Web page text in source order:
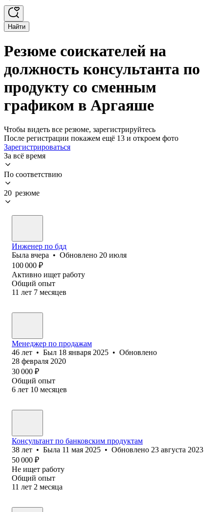
Найти
Резюме соискателей на
должность консультанта по
продукту со сменным
графиком в Аргаяше
Чтобы видеть все резюме, зарегистрируйтесь
После регистрации покажем ещё 13 и откроем фото
Зарегистрироваться
За всё время
По соответствию
20 резюме
Инженер по бдд
Была вчера • Обновлено 20 июля
100 000 ₽
Активно ищет работу
Общий опыт
11 лет 7 месяцев
Менеджер по продажам
46 лет • Был 18 января 2025 • Обновлено
28 февраля 2020
30 000 ₽
Общий опыт
6 лет 10 месяцев
Консультант по банковским продуктам
38 лет • Была 11 мая 2025 • Обновлено 23 августа 2023
50 000 ₽
Не ищет работу
Общий опыт
11 лет 2 месяца